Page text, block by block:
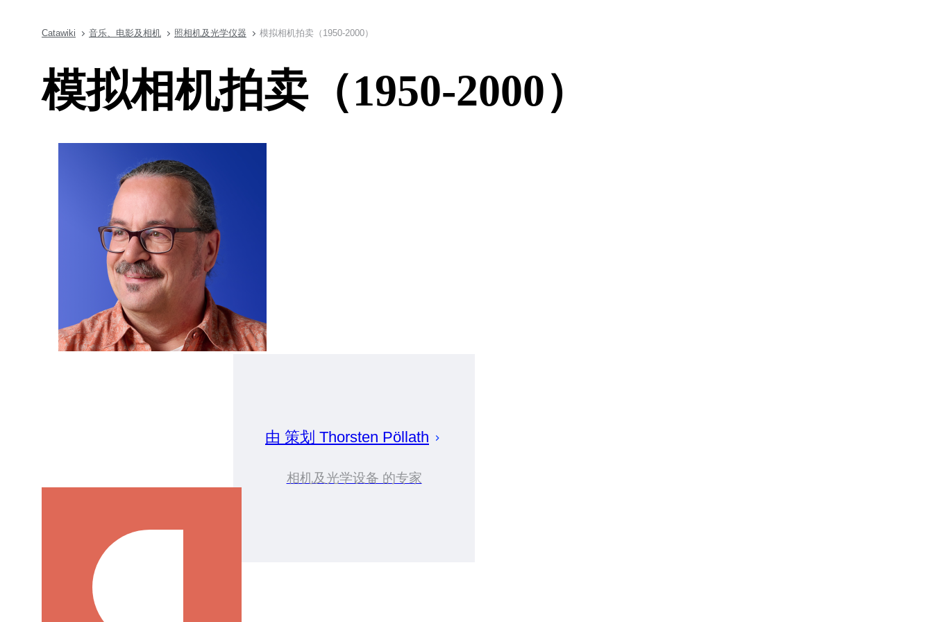
Catawiki 音乐、电影及相机 照相机及光学仪器 模拟相机拍卖（1950-2000）
模拟相机拍卖（1950-2000）
由 策划 Thorsten Pöllath
相机及光学设备 的专家